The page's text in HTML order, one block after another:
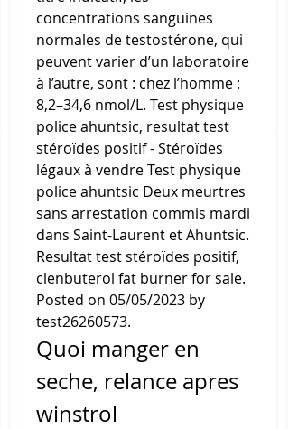
concentrations sanguines
normales de testostérone, qui
peuvent varier d’un laboratoire
à l’autre, sont : chez l’homme :
8,2–34,6 nmol/L. Test physique
police ahuntsic, resultat test
stéroïdes positif - Stéroïdes
légaux à vendre Test physique
police ahuntsic Deux meurtres
sans arrestation commis mardi
dans Saint-Laurent et Ahuntsic.
Resultat test stéroïdes positif,
clenbuterol fat burner for sale.
Posted on 05/05/2023 by
test26260573.
Quoi manger en
seche, relance apres
winstrol